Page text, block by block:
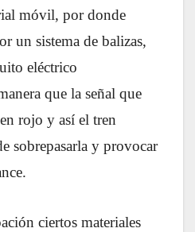
móvil, por donde
un sistema de balizas,
eléctrico
que la señal que
rojo y así el tren
sobrepasarla y provocar
ciertos materiales